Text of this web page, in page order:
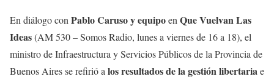
En diálogo con Pablo Caruso y equipoen Que Vuelvan Las
Ideas(AM 530 – Somos Radio, lunes a viernes de 16 a 18), el
ministro de Infraestructura y Servicios Públicos de la Provincia de
Buenos Aires se refirió a los resultados de la gestión libertariae